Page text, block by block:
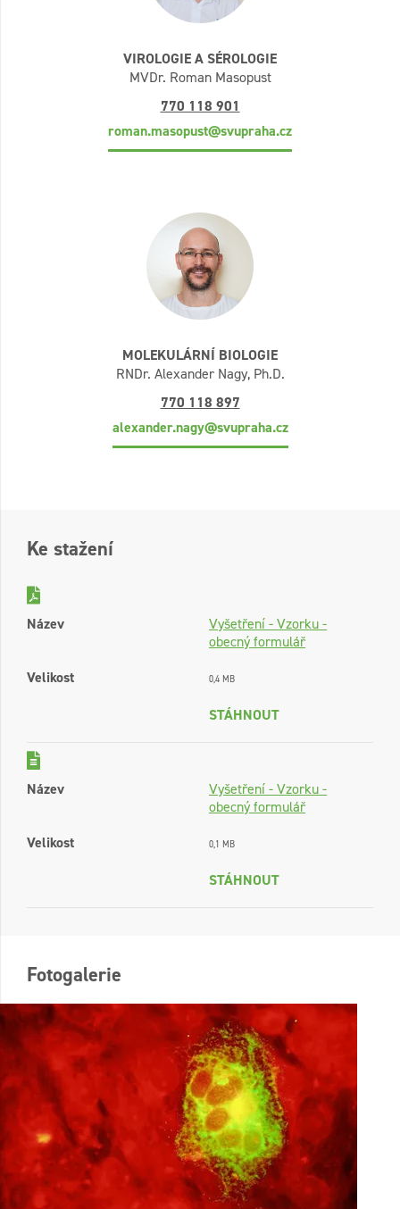
VIROLOGIE A SÉROLOGIE
MVDr. Roman Masopust
770 118 901
roman.masopust@svupraha.cz
MOLEKULÁRNÍ BIOLOGIE
RNDr. Alexander Nagy, Ph.D.
770 118 897
alexander.nagy@svupraha.cz
Ke stažení
Název
Vyšetření - Vzorku -
obecný formulář
Velikost
0,4 MB
STÁHNOUT
Název
Vyšetření - Vzorku -
obecný formulář
Velikost
0,1 MB
STÁHNOUT
Fotogalerie